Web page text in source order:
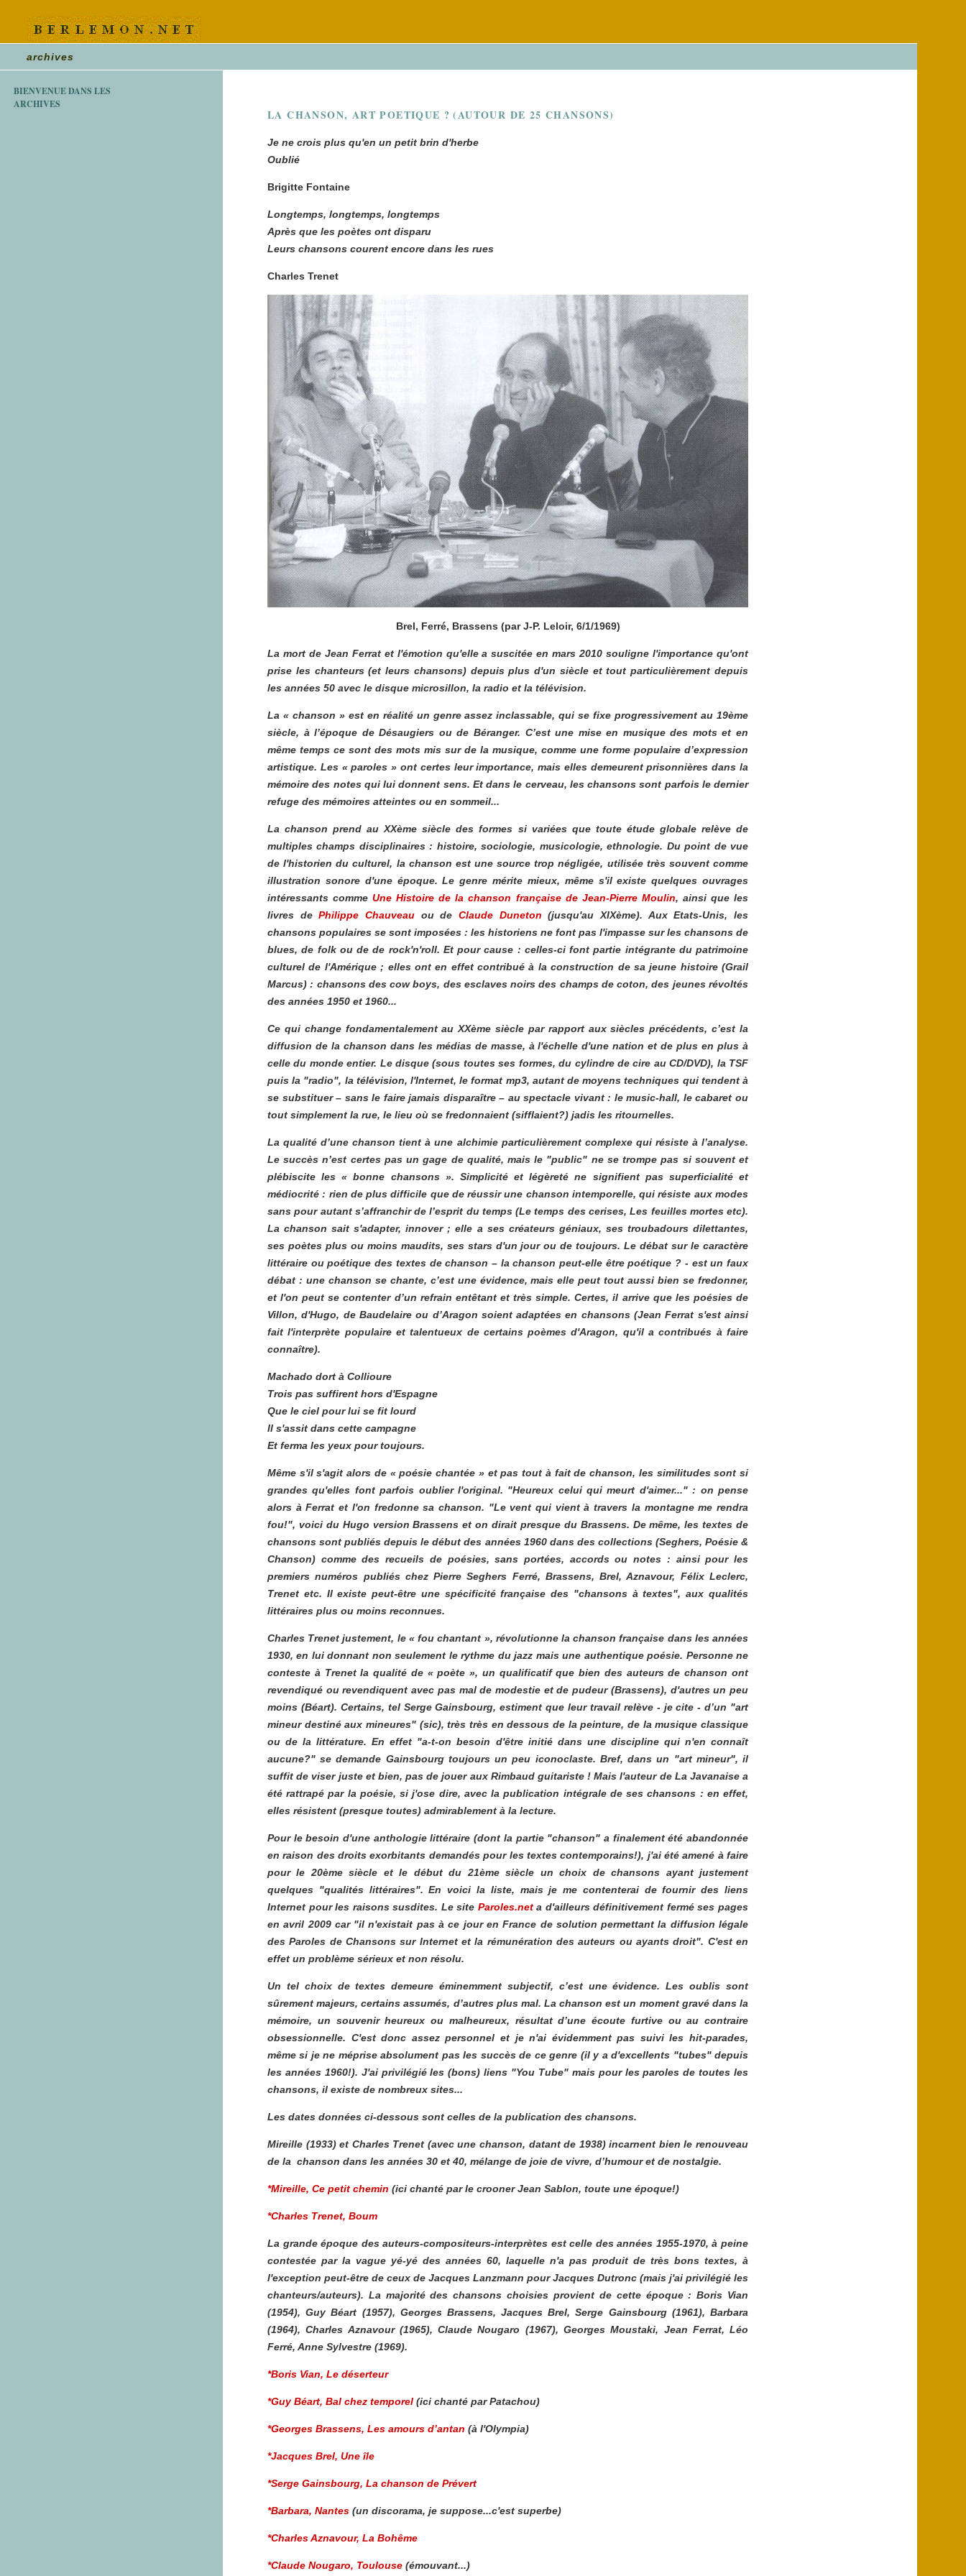
archives
BIENVENUE DANS LES
ARCHIVES
LA CHANSON, ART POETIQUE ? (AUTOUR DE 25 CHANSONS)
Je ne crois plus qu'en un petit brin d'herbe
Oublié
Brigitte Fontaine
Longtemps, longtemps, longtemps
Après que les poètes ont disparu
Leurs chansons courent encore dans les rues
Charles Trenet
Brel, Ferré, Brassens (par J-P. Leloir, 6/1/1969)
La mort de Jean Ferrat et l'émotion qu'elle a suscitée en mars 2010 souligne l'importance qu'ont
prise les chanteurs (et leurs chansons) depuis plus d'un siècle et tout particulièrement depuis
les années 50 avec le disque microsillon, la radio et la télévision.
La « chanson » est en réalité un genre assez inclassable, qui se fixe progressivement au 19ème
siècle, à l’époque de Désaugiers ou de Béranger. C’est une mise en musique des mots et en
même temps ce sont des mots mis sur de la musique, comme une forme populaire d’expression
artistique. Les « paroles » ont certes leur importance, mais elles demeurent prisonnières dans la
mémoire des notes qui lui donnent sens. Et dans le cerveau, les chansons sont parfois le dernier
refuge des mémoires atteintes ou en sommeil...
La chanson prend au XXème siècle des formes si variées que toute étude globale relève de
multiples champs disciplinaires : histoire, sociologie, musicologie, ethnologie. Du point de vue
de l'historien du culturel, la chanson est une source trop négligée, utilisée très souvent comme
illustration sonore d'une époque. Le genre mérite mieux, même s'il existe quelques ouvrages
intéressants commeUneHistoire de la chanson françaisede Jean-Pierre Moulin, ainsi que les
livres dePhilippe Chauveau ou deClaude Duneton(jusqu'au XIXème). Aux Etats-Unis, les
chansons populaires se sont imposées : les historiens ne font pas l'impasse sur les chansons de
blues, de folk ou de de rock'n'roll. Et pour cause : celles-ci font partie intégrante du patrimoine
culturel de l'Amérique ; elles ont en effet contribué à la construction de sa jeune histoire (Grail
Marcus) : chansons descow boys, des esclaves noirs des champs de coton, des jeunes révoltés
des années 1950 et 1960...
Ce qui change fondamentalement au XXème siècle par rapport aux siècles précédents, c’est la
diffusion de la chanson dans les médias de masse, à l'échelle d'une nation et de plus en plus à
celle du monde entier. Le disque (sous toutes ses formes, du cylindre de cire au CD/DVD), la TSF
puis la "radio", la télévision, l'Internet, le format mp3, autant de moyens techniques qui tendent à
se substituer – sans le faire jamais disparaître – au spectacle vivant : le music-hall, le cabaret ou
tout simplement la rue, le lieu où se fredonnaient (sifflaient?) jadis les ritournelles.
La qualité d’une chanson tient à une alchimie particulièrement complexe qui résiste à l’analyse.
Le succès n’est certes pas un gage de qualité, mais le "public" ne se trompe pas si souvent et
plébiscite les « bonne chansons ». Simplicité et légèreté ne signifient pas superficialité et
médiocrité : rien de plus difficile que de réussir une chanson intemporelle, qui résiste aux modes
sans pour autant s’affranchir de l’esprit du temps (Le temps des cerises,Les feuilles mortesetc).
La chanson sait s'adapter, innover ; elle a ses créateurs géniaux, ses troubadours dilettantes,
ses poètes plus ou moins maudits, ses stars d'un jour ou de toujours. Le débat sur le caractère
littéraire ou poétique des textes de chanson – la chanson peut-elle être poétique ? - est un faux
débat : une chanson se chante, c’est une évidence, mais elle peut tout aussi bien se fredonner,
et l'on peut se contenter d’un refrain entêtant et très simple. Certes, il arrive que les poésies de
Villon, d'Hugo, de Baudelaire ou d’Aragon soient adaptées en chansons (Jean Ferrat s'est ainsi
fait l'interprète populaire et talentueux de certains poèmes d'Aragon, qu'il a contribués à faire
connaître).
Machado dort à Collioure
Trois pas suffirent hors d'Espagne
Que le ciel pour lui se fit lourd
Il s'assit dans cette campagne
Et ferma les yeux pour toujours.
Même s'il s'agit alors de « poésie chantée » et pas tout à fait de chanson, les similitudes sont si
grandes qu'elles font parfois oublier l'original. "Heureux celui qui meurt d'aimer..." : on pense
alors à Ferrat et l'on fredonne sa chanson. "Le vent qui vient à travers la montagne me rendra
fou!", voici du Hugo version Brassens et on dirait presque du Brassens. De même, les textes de
chansons sont publiés depuis le début des années 1960 dans des collections (Seghers, Poésie &
Chanson) comme des recueils de poésies, sans portées, accords ou notes : ainsi pour les
premiers numéros publiés chez Pierre Seghers Ferré, Brassens, Brel, Aznavour, Félix Leclerc,
Trenet etc. Il existe peut-être une spécificité française des "chansons à textes", aux qualités
littéraires plus ou moins reconnues.
Charles Trenet justement, le « fou chantant », révolutionne la chanson française dans les années
1930, en lui donnant non seulement le rythme du jazz mais une authentique poésie. Personne ne
conteste à Trenet la qualité de « poète », un qualificatif que bien des auteurs de chanson ont
revendiqué ou revendiquent avec pas mal de modestie et de pudeur (Brassens), d'autres un peu
moins (Béart). Certains, tel Serge Gainsbourg, estiment que leur travail relève - je cite - d’un "art
mineur destiné aux mineures" (sic), très très en dessous de la peinture, de la musique classique
ou de la littérature. En effet "a-t-on besoin d'être initié dans une discipline qui n'en connaît
aucune?" se demande Gainsbourg toujours un peu iconoclaste. Bref, dans un "art mineur", il
suffit de viser juste et bien, pas de jouer aux Rimbaud guitariste ! Mais l'auteur deLa Javanaisea
été rattrapé par la poésie, si j'ose dire, avec la publication intégrale de ses chansons : en effet,
elles résistent (presque toutes) admirablement à la lecture.
Pour le besoin d'une anthologie littéraire (dont la partie "chanson" a finalement été abandonnée
en raison des droits exorbitants demandés pour les textes contemporains!), j'ai été amené à faire
pour le 20ème siècle et le début du 21ème siècle un choix de chansons ayant justement
quelques "qualités littéraires". En voici la liste, mais je me contenterai de fournir des liens
Internet pour les raisons susdites. Le site Paroles.neta d'ailleurs définitivement fermé ses pages
en avril 2009 car "il n'existait pas à ce jour en France de solution permettant la diffusion légale
des Paroles de Chansons sur Internet et la rémunération des auteurs ou ayants droit". C'est en
effet un problème sérieux et non résolu.
Un tel choix de textes demeure éminemment subjectif, c’est une évidence. Les oublis sont
sûrement majeurs, certains assumés, d’autres plus mal. La chanson est un moment gravé dans la
mémoire, un souvenir heureux ou malheureux, résultat d’une écoute furtive ou au contraire
obsessionnelle. C'est donc assez personnel et je n'ai évidemment pas suivi les hit-parades,
même si je ne méprise absolument pas les succès de ce genre (il y a d'excellents "tubes" depuis
les années 1960!). J'ai privilégié les (bons) liens "You Tube" mais pour les paroles de toutes les
chansons, il existe de nombreux sites...
Les dates données ci-dessous sont celles de la publication des chansons.
Mireille (1933)et Charles Trenet (avec une chanson, datant de 1938) incarnent bien le renouveau
de la chanson dans les années 30 et 40, mélange de joie de vivre, d’humour et de nostalgie.
*Mireille, Ce petit chemin (ici chanté par le crooner Jean Sablon, toute une époque!)
*Charles Trenet, Boum
La grande époque des auteurs-compositeurs-interprètes est celle des années 1955-1970, à peine
contestée par la vague yé-yé des années 60, laquelle n'a pas produit de très bons textes, à
l'exception peut-être de ceux de Jacques Lanzmann pourJacques Dutronc (mais j'ai privilégié les
chanteurs/auteurs). La majorité des chansons choisies provient de cette époque :Boris Vian
(1954),Guy Béart (1957), Georges Brassens,Jacques Brel, Serge Gainsbourg(1961),Barbara
(1964),Charles Aznavour(1965),Claude Nougaro (1967), Georges Moustaki, Jean Ferrat, Léo
Ferré, Anne Sylvestre (1969).
*Boris Vian, Le déserteur
*Guy Béart, Bal chez temporel (ici chanté par Patachou)
*Georges Brassens, Les amours d’antan (à l'Olympia)
*Jacques Brel, Une île
*Serge Gainsbourg, La chanson de Prévert
*Barbara, Nantes (un discorama, je suppose...c'est superbe)
*Charles Aznavour, La Bohême
*Claude Nougaro, Toulouse (émouvant...)